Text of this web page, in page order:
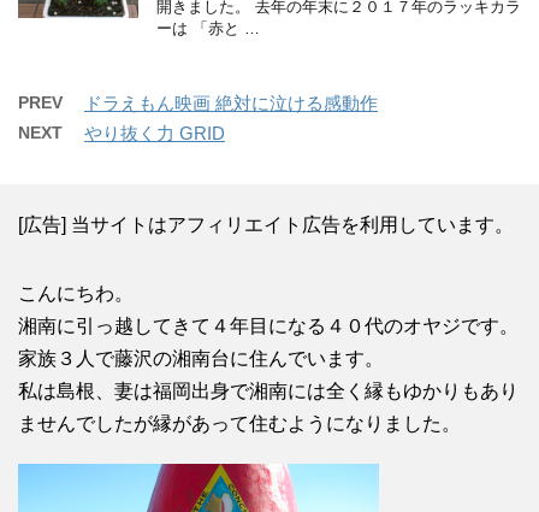
開きました。 去年の年末に２０１７年のラッキカラ
ーは 「赤と …
PREV ドラえもん映画 絶対に泣ける感動作
NEXT やり抜く力 GRID
[広告] 当サイトはアフィリエイト広告を利用しています。
こんにちわ。
湘南に引っ越してきて４年目になる４０代のオヤジです。
家族３人で藤沢の湘南台に住んでいます。
私は島根、妻は福岡出身で湘南には全く縁もゆかりもあり
ませんでしたが縁があって住むようになりました。